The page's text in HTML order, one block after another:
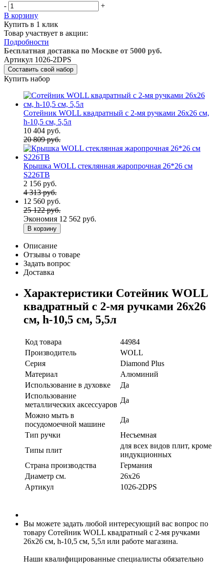
-
+
В корзину
Купить в 1 клик
Товар участвует в акции:
Подробности
Бесплатная доставка по Москве от 5000 руб.
Артикул 1026-2DPS
Составить свой набор
Купить набор
Сотейник WOLL квадратный с 2-мя ручками 26х26 см,
h-10,5 см, 5,5л
10 404 руб.
20 809 руб.
Крышка WOLL стеклянная жаропрочная 26*26 см
S226TB
2 156 руб.
4 313 руб.
12 560 руб.
25 122 руб.
Экономия 12 562 руб.
В корзину
Описание
Отзывы о товаре
Задать вопрос
Доставка
Характеристики Сотейник WOLL
квадратный с 2-мя ручками 26х26
см, h-10,5 см, 5,5л
Код товара
44984
Производитель
WOLL
Серия
Diamond Plus
Материал
Алюминий
Использование в духовке
Да
Использование
металлических аксессуаров
Да
Можно мыть в
посудомоечной машине
Да
Тип ручки
Несъемная
Типы плит
для всех видов плит, кроме
индукционных
Страна производства
Германия
Диаметр см.
26x26
Артикул
1026-2DPS
Вы можете задать любой интересующий вас вопрос по
товару Сотейник WOLL квадратный с 2-мя ручками
26х26 см, h-10,5 см, 5,5л или работе магазина.
Наши квалифицированные специалисты обязательно